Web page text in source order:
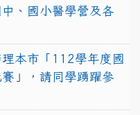
、國小醫學營及各
本市「112學年度國
」，請同學踴躍參